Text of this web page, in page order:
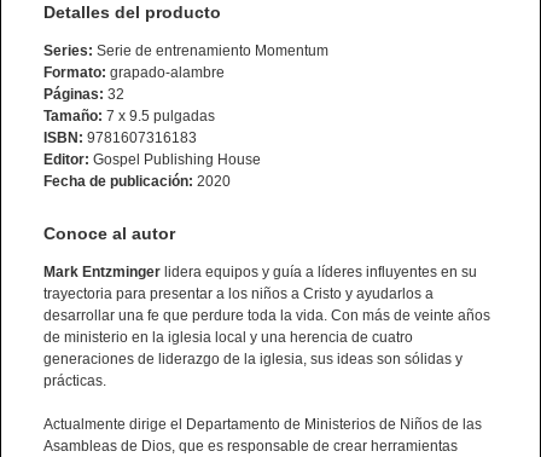
Detalles del producto
Series: Serie de entrenamiento Momentum
Formato: grapado-alambre
Páginas: 32
Tamaño: 7 x 9.5 pulgadas
ISBN: 9781607316183
Editor: Gospel Publishing House
Fecha de publicación: 2020
Conoce al autor
Mark Entzminger lidera equipos y guía a líderes influyentes en su
trayectoria para presentar a los niños a Cristo y ayudarlos a
desarrollar una fe que perdure toda la vida. Con más de veinte años
de ministerio en la iglesia local y una herencia de cuatro
generaciones de liderazgo de la iglesia, sus ideas son sólidas y
prácticas.
Actualmente dirige el Departamento de Ministerios de Niños de las
Asambleas de Dios, que es responsable de crear herramientas